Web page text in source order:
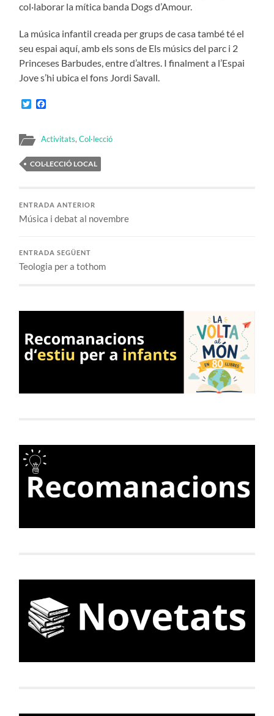
col·laborar la mítica banda Dogs d’Amour.
La música infantil creada per grups de casa també té el
seu espai aquí, amb els sons de Els músics del parc i 2
Princeses Barbudes, entre d’altres. I finalment a l’Espai
Jove s’hi ubica el fons Jordi Savall.
Twitter
Activitats,Col·lecció
COL·LECCIÓ LOCAL
ENTRADA ANTERIOR
Música i debat al novembre
ENTRADA SEGÜENT
Teologia per a tothom